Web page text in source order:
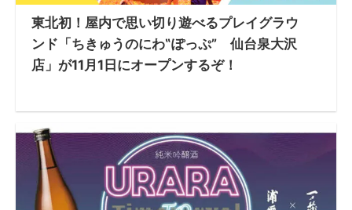
東北初！屋内で思い切り遊べるプレイグラウ
ンド「ちきゅうのにわ‟ぽっぷ” 仙台泉大沢
店」が11月1日にオープンするぞ！